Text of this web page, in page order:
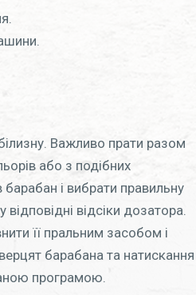
Важливо прати разом
або з подібних
барабан і вибрати правильну
відсіки дозатора.
її пральним засобом і
барабана та натискання
програмою.